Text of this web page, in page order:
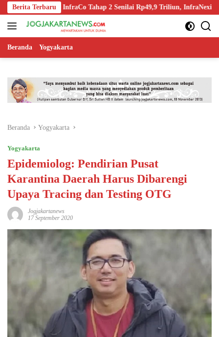
Langsung
ke
konten
Berita Terbaru
Off InfraCo Tahap 2 Senilai Rp49,9 Triliun, InfraNexia Kelola
Beranda Yogyakarta
Beranda Yogyakarta
Yogyakarta
Epidemiolog: Pendirian Pusat
Karantina Daerah Harus Dibarengi
Upaya Tracing dan Testing OTG
Jogjakartanews
17 September 2020